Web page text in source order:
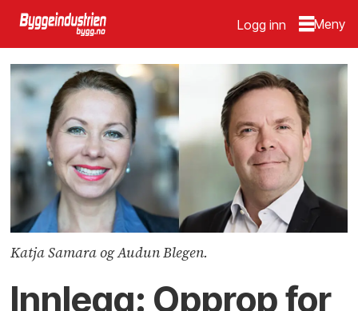
Logg inn
Katja Samara og Audun Blegen.
Innlegg: Opprop for